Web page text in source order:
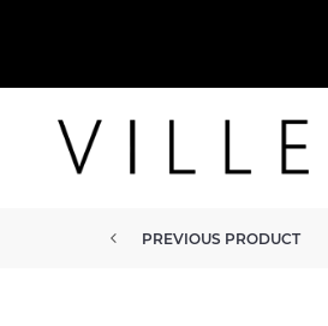
PREVIOUS PRODUCT